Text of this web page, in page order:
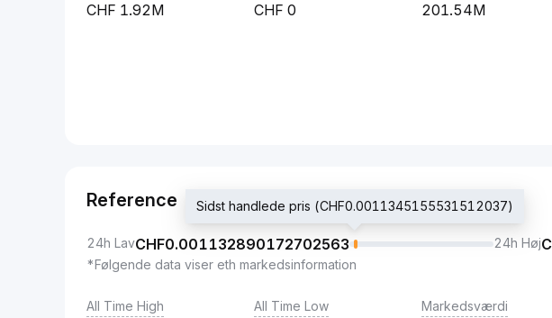
1.92M 0 201.54M
Reference
24h LavCHF0.001132890172702563
Sidst handlede pris (CHF0.0011345155531512037)
24h Høj
*Følgende data viser eth markedsinformation
All Time High All Time Low Markedsværdi